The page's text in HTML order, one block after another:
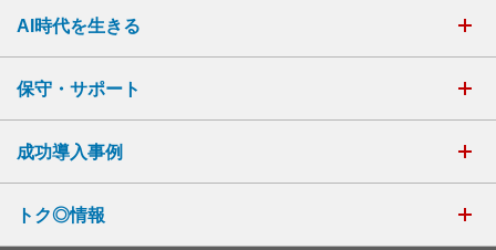
AI時代を生きる
保守・サポート
成功導入事例
トク◎情報